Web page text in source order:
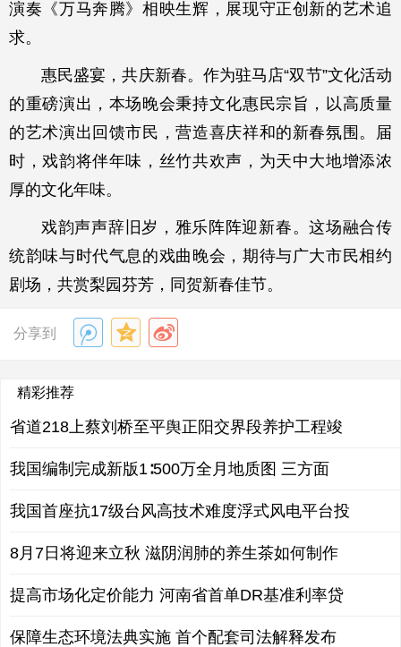
演奏《万马奔腾》相映生辉，展现守正创新的艺术追
求。
惠民盛宴，共庆新春。作为驻马店“双节”文化活动
的重磅演出，本场晚会秉持文化惠民宗旨，以高质量
的艺术演出回馈市民，营造喜庆祥和的新春氛围。届
时，戏韵将伴年味，丝竹共欢声，为天中大地增添浓
厚的文化年味。
戏韵声声辞旧岁，雅乐阵阵迎新春。这场融合传
统韵味与时代气息的戏曲晚会，期待与广大市民相约
剧场，共赏梨园芬芳，同贺新春佳节。
分享到
精彩推荐
省道218上蔡刘桥至平舆正阳交界段养护工程竣
我国编制完成新版1∶500万全月地质图 三方面
我国首座抗17级台风高技术难度浮式风电平台投
8月7日将迎来立秋 滋阴润肺的养生茶如何制作
提高市场化定价能力 河南省首单DR基准利率贷
保障生态环境法典实施 首个配套司法解释发布